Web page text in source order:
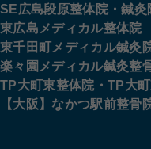
SE広島段原整体院・鍼灸
東広島メディカル整体院
東千田町メディカル鍼灸
楽々園メディカル鍼灸整
TP大町東整体院・TP大
【大阪】なかつ駅前整骨